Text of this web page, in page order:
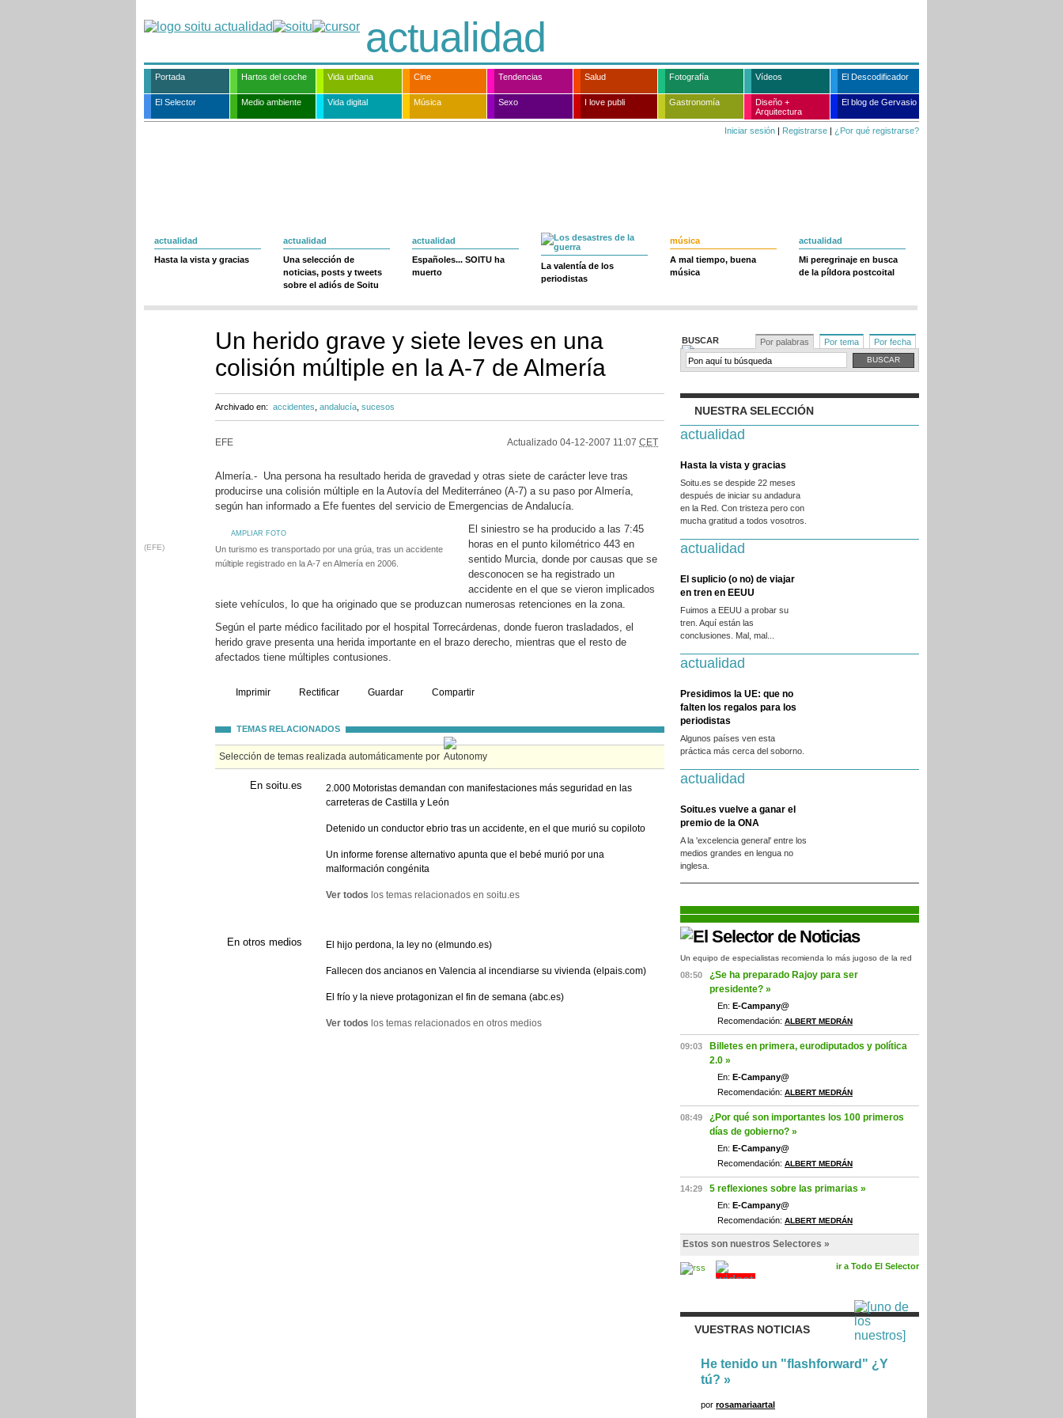
actualidad
Portada Hartos del coche Vida urbana Cine Tendencias Salud Fotografía Vídeos El Descodificador
El Selector Medio ambiente Vida digital Música Sexo I love publi Gastronomía
Diseño +
Arquitectura
El blog de Gervasio
Iniciar sesión | Registrarse | ¿Por qué registrarse?
actualidad
Hasta la vista y gracias
actualidad
Una selección de
noticias, posts y tweets
sobre el adiós de Soitu
actualidad
Españoles... SOITU ha
muerto
La valentía de los
periodistas
música
A mal tiempo, buena
música
actualidad
Mi peregrinaje en busca
de la píldora postcoital
Un herido grave y siete leves en una
colisión múltiple en la A-7 de Almería
Archivado en: accidentes andalucía sucesos
EFE Actualizado 04-12-2007 11:07 CET
Almería.- Una persona ha resultado herida de gravedad y otras siete de carácter leve tras
producirse una colisión múltiple en la Autovía del Mediterráneo (A-7) a su paso por Almería,
según han informado a Efe fuentes del servicio de Emergencias de Andalucía.
AMPLIAR FOTO
(EFE)
Un turismo es transportado por una grúa, tras un accidente
múltiple registrado en la A-7 en Almería en 2006.
El siniestro se ha producido a las 7:45
horas en el punto kilométrico 443 en
sentido Murcia, donde por causas que se
desconocen se ha registrado un
accidente en el que se vieron implicados
siete vehículos, lo que ha originado que se produzcan numerosas retenciones en la zona.
Según el parte médico facilitado por el hospital Torrecárdenas, donde fueron trasladados, el
herido grave presenta una herida importante en el brazo derecho, mientras que el resto de
afectados tiene múltiples contusiones.
Imprimir Rectificar Guardar Compartir
TEMAS RELACIONADOS
Selección de temas realizada automáticamente por
En soitu.es
2.000 Motoristas demandan con manifestaciones más seguridad en las
carreteras de Castilla y León
Detenido un conductor ebrio tras un accidente, en el que murió su copiloto
Un informe forense alternativo apunta que el bebé murió por una
malformación congénita
Ver todos los temas relacionados en soitu.es
En otros medios El hijo perdona, la ley no (elmundo.es)
Fallecen dos ancianos en Valencia al incendiarse su vivienda (elpais.com)
El frío y la nieve protagonizan el fin de semana (abc.es)
Ver todos los temas relacionados en otros medios
BUSCAR Por palabras Por tema Por fecha
NUESTRA SELECCIÓN
actualidad
Hasta la vista y gracias
Soitu.es se despide 22 meses
después de iniciar su andadura
en la Red. Con tristeza pero con
mucha gratitud a todos vosotros.
actualidad
El suplicio (o no) de viajar
en tren en EEUU
Fuimos a EEUU a probar su
tren. Aquí están las
conclusiones. Mal, mal...
actualidad
Presidimos la UE: que no
falten los regalos para los
periodistas
Algunos países ven esta
práctica más cerca del soborno.
actualidad
Soitu.es vuelve a ganar el
premio de la ONA
A la 'excelencia general' entre los
medios grandes en lengua no
inglesa.
Un equipo de especialistas recomienda lo más jugoso de la red
08:50
¿Se ha preparado Rajoy para ser
presidente? »
En: E-Campany@
Recomendación: ALBERT MEDRÁN
09:03
Billetes en primera, eurodiputados y política
2.0 »
En: E-Campany@
Recomendación: ALBERT MEDRÁN
08:49
¿Por qué son importantes los 100 primeros
días de gobierno? »
En: E-Campany@
Recomendación: ALBERT MEDRÁN
14:29 5 reflexiones sobre las primarias »
En: E-Campany@
Recomendación: ALBERT MEDRÁN
Estos son nuestros Selectores »
ir a Todo El Selector
VUESTRAS NOTICIAS
He tenido un "flashforward" ¿Y
tú? »
por rosamariaartal